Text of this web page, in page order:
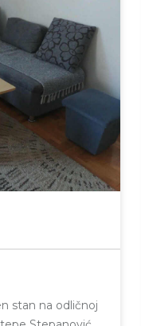
stan na odličnoj